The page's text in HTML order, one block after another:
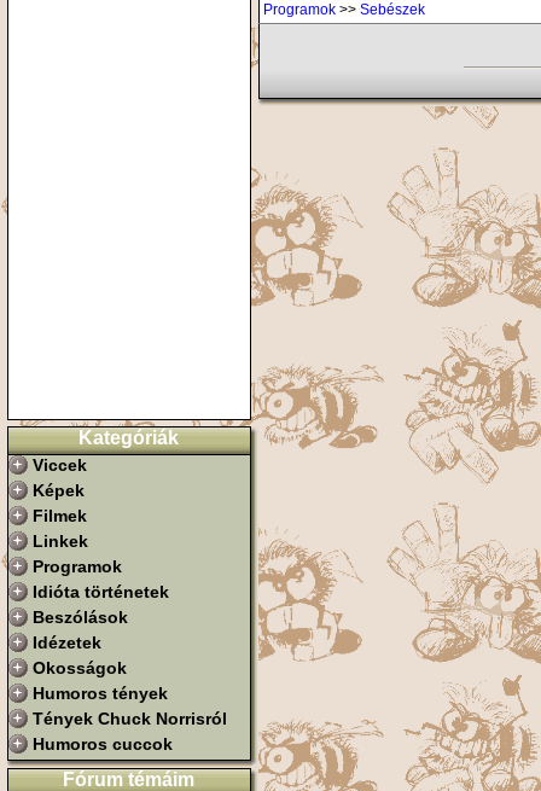
Kategóriák
Viccek
Képek
Filmek
Linkek
Programok
Idióta történetek
Beszólások
Idézetek
Okosságok
Humoros tények
Tények Chuck Norrisról
Humoros cuccok
Fórum témáim
Programok >> Sebészek